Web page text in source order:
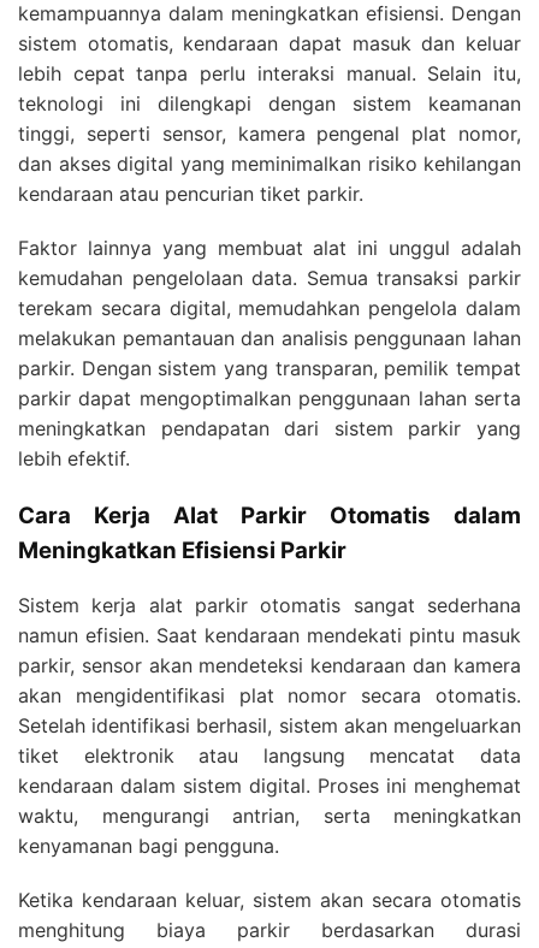
kemampuannya dalam meningkatkan efisiensi. Dengan
sistem otomatis, kendaraan dapat masuk dan keluar
lebih cepat tanpa perlu interaksi manual. Selain itu,
teknologi ini dilengkapi dengan sistem keamanan
tinggi, seperti sensor, kamera pengenal plat nomor,
dan akses digital yang meminimalkan risiko kehilangan
kendaraan atau pencurian tiket parkir.
Faktor lainnya yang membuat alat ini unggul adalah
kemudahan pengelolaan data. Semua transaksi parkir
terekam secara digital, memudahkan pengelola dalam
melakukan pemantauan dan analisis penggunaan lahan
parkir. Dengan sistem yang transparan, pemilik tempat
parkir dapat mengoptimalkan penggunaan lahan serta
meningkatkan pendapatan dari sistem parkir yang
lebih efektif.
Cara Kerja Alat Parkir Otomatis dalam
Meningkatkan Efisiensi Parkir
Sistem kerja alat parkir otomatis sangat sederhana
namun efisien. Saat kendaraan mendekati pintu masuk
parkir, sensor akan mendeteksi kendaraan dan kamera
akan mengidentifikasi plat nomor secara otomatis.
Setelah identifikasi berhasil, sistem akan mengeluarkan
tiket elektronik atau langsung mencatat data
kendaraan dalam sistem digital. Proses ini menghemat
waktu, mengurangi antrian, serta meningkatkan
kenyamanan bagi pengguna.
Ketika kendaraan keluar, sistem akan secara otomatis
menghitung biaya parkir berdasarkan durasi